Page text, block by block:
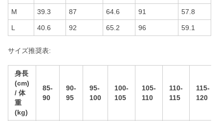
M 39.3 87 64.6 91 57.8
L 40.6 92 65.2 96 59.1
サイズ推奨表:
身長
(cm)
/ 体
重
(kg)
85-
90
90-
95
95-
100
100-
105
105-
110
110-
115
115-
120